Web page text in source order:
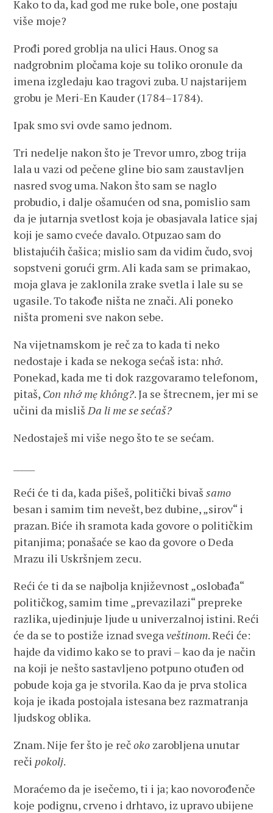
Kako to da, kad god me ruke bole, one postaju
više moje?
Prođi pored groblja na ulici Haus. Onog sa
nadgrobnim pločama koje su toliko oronule da
imena izgledaju kao tragovi zuba. U najstarijem
grobu je Meri-En Kauder (1784–1784).
Ipak smo svi ovde samo jednom.
Tri nedelje nakon što je Trevor umro, zbog trija
lala u vazi od pečene gline bio sam zaustavljen
nasred svog uma. Nakon što sam se naglo
probudio, i dalje ošamućen od sna, pomislio sam
da je jutarnja svetlost koja je obasjavala latice sjaj
koji je samo cveće davalo. Otpuzao sam do
blistajućih čašica; mislio sam da vidim čudo, svoj
sopstveni gorući grm. Ali kada sam se primakao,
moja glava je zaklonila zrake svetla i lale su se
ugasile. To takođe ništa ne znači. Ali poneko
ništa promeni sve nakon sebe.
Na vijetnamskom je reč za to kada ti neko
nedostaje i kada se nekoga sećaš ista: nhớ.
Ponekad, kada me ti dok razgovaramo telefonom,
pitaš, Con nhớ mẹ không?. Ja se štrecnem, jer mi se
učini da mislišDa li me se sećaš?
Nedostaješ mi više nego što te se sećam.
Reći će ti da, kada pišeš, politički bivašsamo
besan i samim tim nevešt, bez dubine, „sirov“ i
prazan. Biće ih sramota kada govore o političkim
pitanjima; ponašaće se kao da govore o Deda
Mrazu ili Uskršnjem zecu.
Reći će ti da se najbolja književnost „oslobađa“
političkog, samim time „prevazilazi“ prepreke
razlika, ujedinjuje ljude u univerzalnoj istini. Reći
će da se to postiže iznad svegaveštinom. Reći će:
hajde da vidimo kako se to pravi – kao da je način
na koji je nešto sastavljeno potpuno otuđen od
pobude koja ga je stvorila. Kao da je prva stolica
koja je ikada postojala istesana bez razmatranja
ljudskog oblika.
Znam. Nije fer što je rečoko zarobljena unutar
reči pokolj.
Moraćemo da je isečemo, ti i ja; kao novorođenče
koje podignu, crveno i drhtavo, iz upravo ubijene